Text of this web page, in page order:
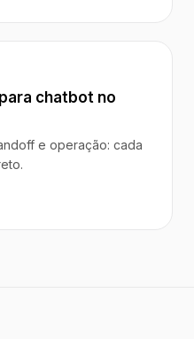
chatbot no
e operação: cada